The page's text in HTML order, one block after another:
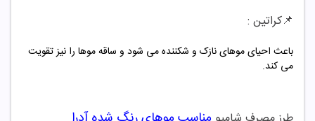
📌کراتین :
باعث احیای موهای نازک و شکننده می شود و ساقه موها را نیز تقویت
می کند.